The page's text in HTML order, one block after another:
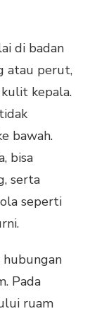
di badan
atau perut,
kepala.
bawah.
bisa
serta
seperti
Pada
ruam